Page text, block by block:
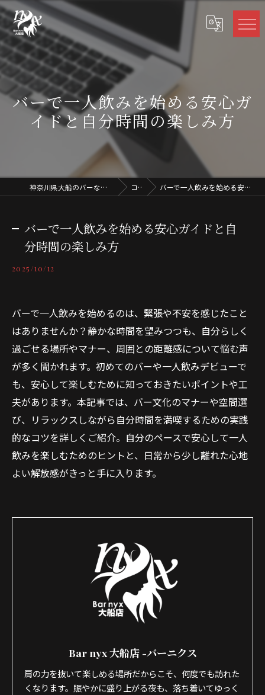
バーで一人飲みを始める安心ガ
イドと自分時間の楽しみ方
神奈川県大船のバーならBar nyx 大船店 -バーニクス コラム バーで一人飲みを始める安心ガイドと自分時間の楽しみ方
バーで一人飲みを始める安心ガイドと自
分時間の楽しみ方
2025/10/12
バーで一人飲みを始めるのは、緊張や不安を感じたこと
はありませんか？静かな時間を望みつつも、自分らしく
過ごせる場所やマナー、周囲との距離感について悩む声
が多く聞かれます。初めてのバーや一人飲みデビューで
も、安心して楽しむために知っておきたいポイントや工
夫があります。本記事では、バー文化のマナーや空間選
び、リラックスしながら自分時間を満喫するための実践
的なコツを詳しくご紹介。自分のペースで安心して一人
飲みを楽しむためのヒントと、日常から少し離れた心地
よい解放感がきっと手に入ります。
Bar nyx 大船店 -バーニクス
肩の力を抜いて楽しめる場所だからこそ、何度でも訪れた
くなります。賑やかに盛り上がる夜も、落ち着いてゆっく